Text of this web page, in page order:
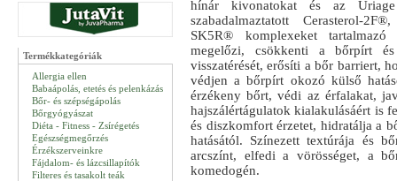
Termékkategóriák
Allergia ellen
Babaápolás, etetés és pelenkázás
Bőr- és szépségápolás
Bőrgyógyászat
Diéta - Fitness - Zsírégetés
Egészségmegőrzés
Érzékszerveinkre
Fájdalom- és lázcsillapítók
Filteres és tasakolt teák
hínár kivonatokat és az
szabadalmaztatott Cerasterol-
SK5R® komplexeket tartalmazó
megelőzi, csökkenti a bőrpírt és
visszatérését, erősíti a bőr barriert,
védjen a bőrpírt okozó külső
érzékeny bőrt, védi az érfalakat,
hajszálértágulatok kialakulásáért is
és diszkomfort érzetet, hidratálja a
hatásától. Színezett textúrája és
arcszínt, elfedi a vörösséget, a
komedogén.